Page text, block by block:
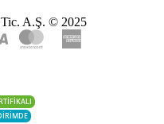
A.Ş. © 2025